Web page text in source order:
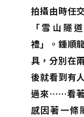
拍攝由時任
「雪山隧
禮」。鍾順
具，分別在
後就看到有
過來……看著
感因著一條